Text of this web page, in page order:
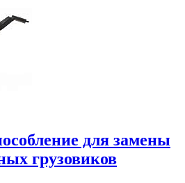
для замены
грузовиков